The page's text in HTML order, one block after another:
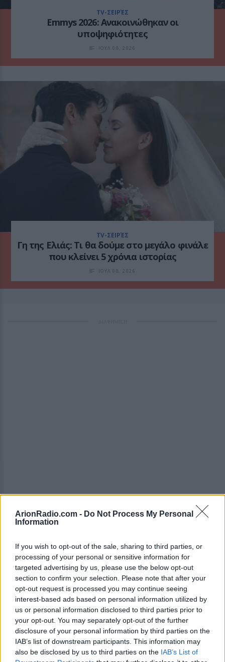
ArionRadio.com - Do Not Process My Personal
Information
If you wish to opt-out of the sale, sharing to third parties, or
processing of your personal or sensitive information for
targeted advertising by us, please use the below opt-out
section to confirm your selection. Please note that after your
opt-out request is processed you may continue seeing
interest-based ads based on personal information utilized by
us or personal information disclosed to third parties prior to
your opt-out. You may separately opt-out of the further
disclosure of your personal information by third parties on the
IAB’s list of downstream participants. This information may
also be disclosed by us to third parties on the IAB’s List of
TV-ΣΕΙΡΈΣ
Emmys 2026: Ανακοινώθηκαν οι
υποψηφιότητες
ΙΟΥΛ 08, 2026
TV-ΣΕΙΡΈΣ
Γη της Ελιάς: Τι θα δούμε στο μεγάλο φινάλε
που κλείνει 5 χρόνια ιστορίας
ΙΟΥΛ 08, 2026
ΙΟΥΛ 03, 2026
νέο teaser για το reboot
της εμβληματικής σειράς
Περιλαμβάνει 12 επεισόδια και
αναμένεται να κάνει πρεμιέρα
τον Ιανουάριο του 2027
ΜΑΙ 06, 2026
5 σειρές που πρέπει